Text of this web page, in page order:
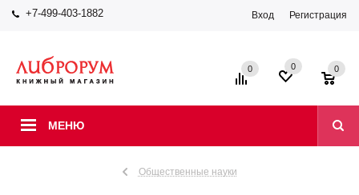
+7-499-403-1882 Вход Регистрация
МЕНЮ
0 0 0
Общественные науки